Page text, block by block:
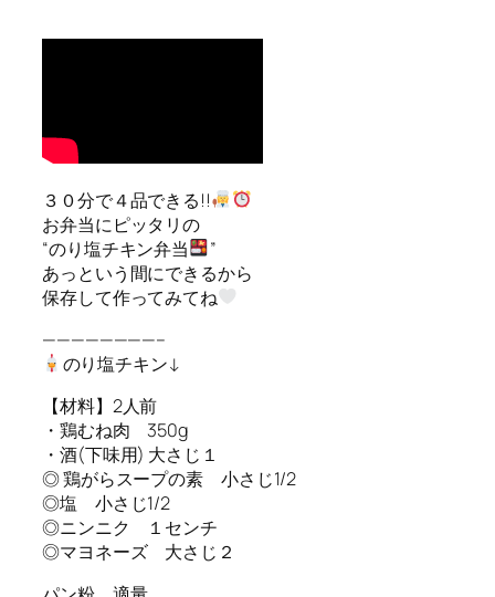
３０分で４品できる!!
お弁当にピッタリの
“のり塩チキン弁当
”
あっという間にできるから
保存して作ってみてね
————————–
のり塩チキン↓
【材料】2人前
・鶏むね肉 350g
・酒(下味用) 大さじ１
◎ 鶏がらスープの素 小さじ1/2
◎塩 小さじ1/2
◎ニンニク １センチ
◎マヨネーズ 大さじ２